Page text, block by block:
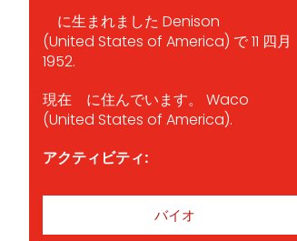
に生まれました Denison
(United States of America) で 11 四月
1952.
現在 に住んでいます。 Waco
(United States of America).
アクティビティ:
バイオ